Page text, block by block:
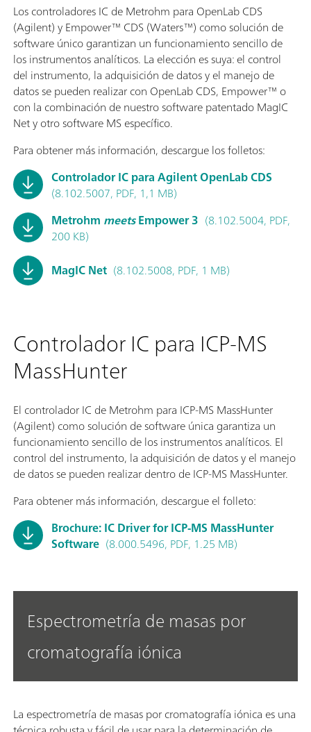
Los controladores IC de Metrohm para OpenLab CDS
(Agilent) y Empower™ CDS (Waters™) como solución de
software único garantizan un funcionamiento sencillo de
los instrumentos analíticos. La elección es suya: el control
del instrumento, la adquisición de datos y el manejo de
datos se pueden realizar con OpenLab CDS, Empower™ o
con la combinación de nuestro software patentado MagIC
Net y otro software MS específico.
Para obtener más información, descargue los folletos:
Controlador IC para Agilent OpenLab CDS
(8.102.5007, PDF, 1,1 MB)
Metrohm meetsEmpower 3 (8.102.5004, PDF,
200 KB)
MagIC Net (8.102.5008, PDF, 1 MB)
Controlador IC para ICP-MS
MassHunter
El controlador IC de Metrohm para ICP-MS MassHunter
(Agilent) como solución de software única garantiza un
funcionamiento sencillo de los instrumentos analíticos. El
control del instrumento, la adquisición de datos y el manejo
de datos se pueden realizar dentro de ICP-MS MassHunter.
Para obtener más información, descargue el folleto:
Brochure: IC Driver for ICP-MS MassHunter
Software (8.000.5496, PDF, 1.25 MB)
Espectrometría de masas por
cromatografía iónica
La espectrometría de masas por cromatografía iónica es una